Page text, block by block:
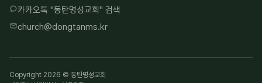
카카오톡 "동탄명성교회" 검색
church@dongtanms.kr
Copyright 2026 © 동탄명성교회